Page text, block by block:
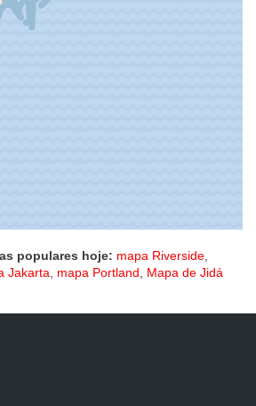
populares hoje: mapa Riverside,
Jakarta, mapa Portland, Mapa de Jidá